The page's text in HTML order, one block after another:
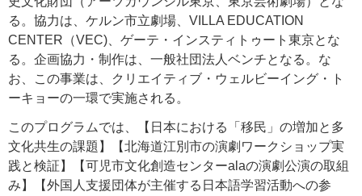
る。協力は、ケルン市立劇場、VILLA EDUCATION
CENTER（VEC)、ゲーテ・インスティトゥート東京とな
る。企画協力・制作は、一般社団法人ベンチとなる。な
お、この事業は、クリエイティブ・ウェルビーイング・ト
ーキョーの一環で実施される。
このプログラムでは、【日本における「移民」の増加と多
文化共生の課題】【北海道江別市の演劇ワークショップ実
践と検証】【可児市文化創造センターalaの演劇公演の取組
み】【外国人支援団体が主催する日本語学習活動への参